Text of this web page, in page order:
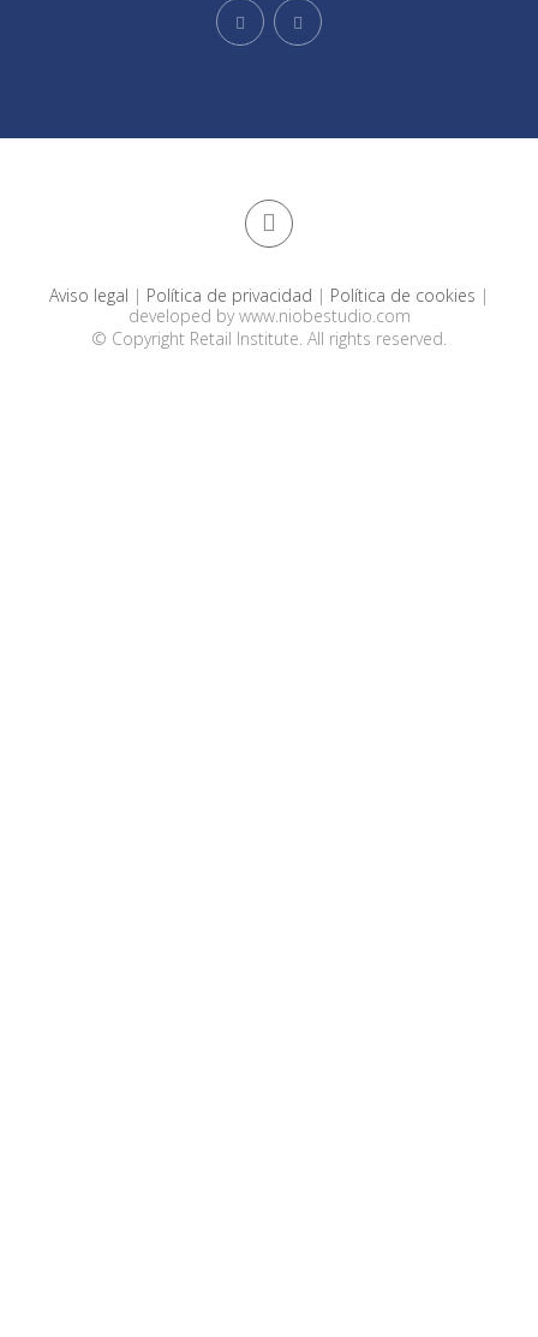
Aviso legal | Política de privacidad | Política de cookies |
developed bywww.niobestudio.com
© Copyright Retail Institute. All rights reserved.